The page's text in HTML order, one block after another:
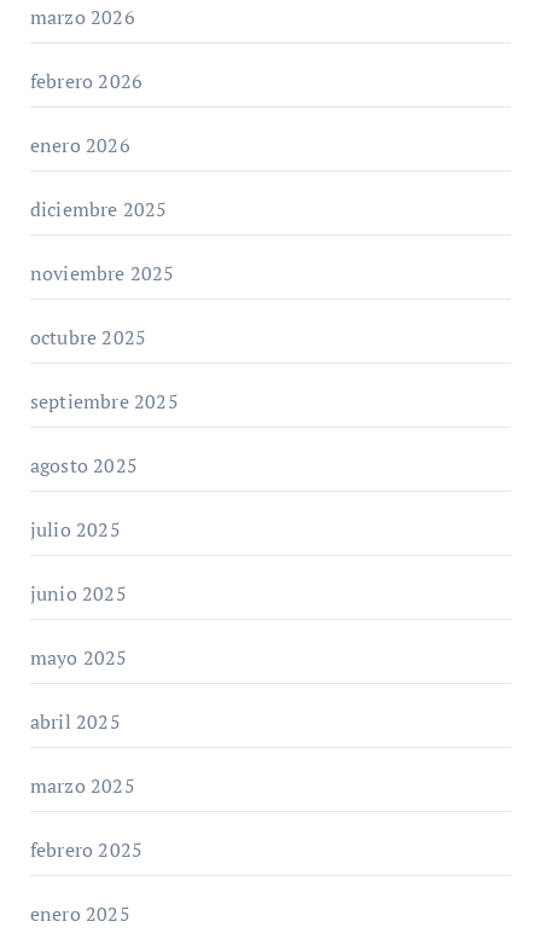
marzo 2026
febrero 2026
enero 2026
diciembre 2025
noviembre 2025
octubre 2025
septiembre 2025
agosto 2025
julio 2025
junio 2025
mayo 2025
abril 2025
marzo 2025
febrero 2025
enero 2025